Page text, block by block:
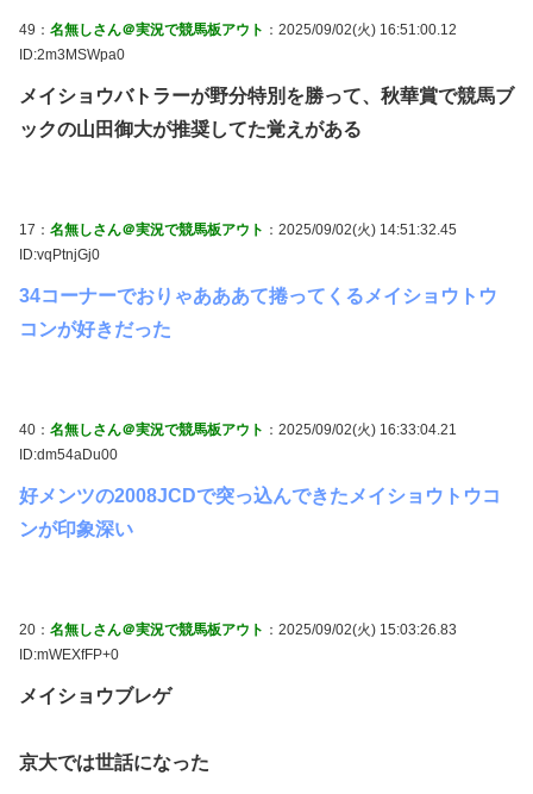
49： 名無しさん＠実況で競馬板アウト ：2025/09/02(火) 16:51:00.12
ID:2m3MSWpa0
メイショウバトラーが野分特別を勝って、秋華賞で競馬ブ
ックの山田御大が推奨してた覚えがある
17： 名無しさん＠実況で競馬板アウト ：2025/09/02(火) 14:51:32.45
ID:vqPtnjGj0
34コーナーでおりゃあああて捲ってくるメイショウトウ
コンが好きだった
40： 名無しさん＠実況で競馬板アウト ：2025/09/02(火) 16:33:04.21
ID:dm54aDu00
好メンツの2008JCDで突っ込んできたメイショウトウコ
ンが印象深い
20： 名無しさん＠実況で競馬板アウト ：2025/09/02(火) 15:03:26.83
ID:mWEXfFP+0
メイショウブレゲ
京大では世話になった